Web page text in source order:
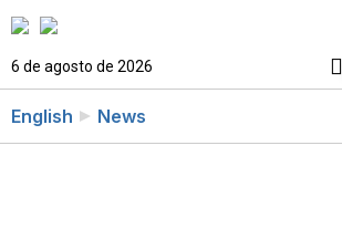
6 de agosto de 2026
English News